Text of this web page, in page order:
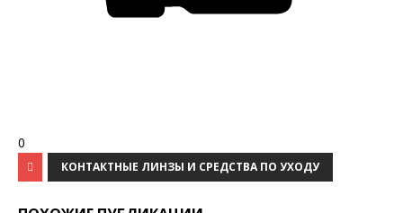
0
КОНТАКТНЫЕ ЛИНЗЫ И СРЕДСТВА ПО УХОДУ